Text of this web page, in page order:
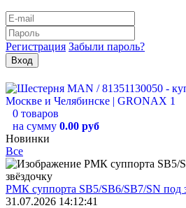
Регистрация Забыли пароль?
0 товаров
на сумму 0.00 руб
Новинки
Все
РМК суппорта SB5/SB6/SB7/SN под
31.07.2026 14:12:41